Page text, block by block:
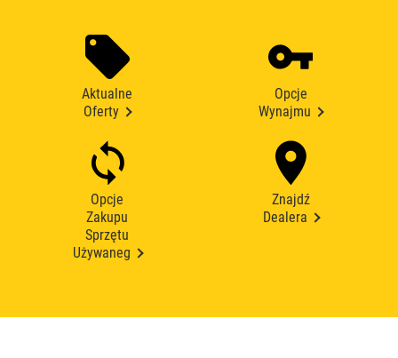
Aktualne
Oferty
Opcje
Wynajmu
Opcje
Zakupu
Sprzętu
Używaneg
Znajdź
Dealera